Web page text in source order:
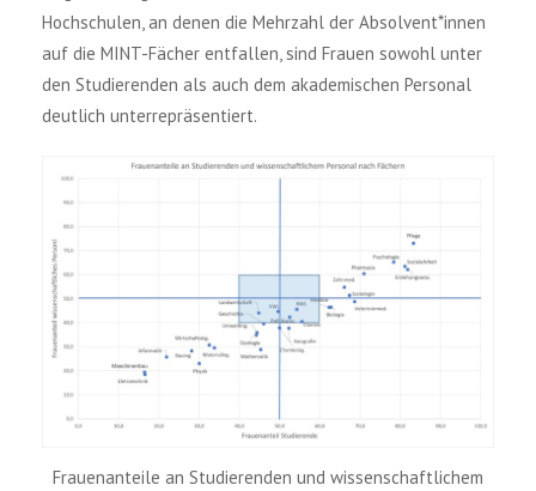
Hochschulen, an denen die Mehrzahl der Absolvent*innen
auf die MINT-Fächer entfallen, sind Frauen sowohl unter
den Studierenden als auch dem akademischen Personal
deutlich unterrepräsentiert.
Frauenanteile an Studierenden und wissenschaftlichem